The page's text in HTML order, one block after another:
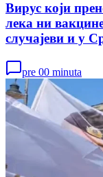
Вирус који
лека ни
случајеви и у
pre 00 minuta